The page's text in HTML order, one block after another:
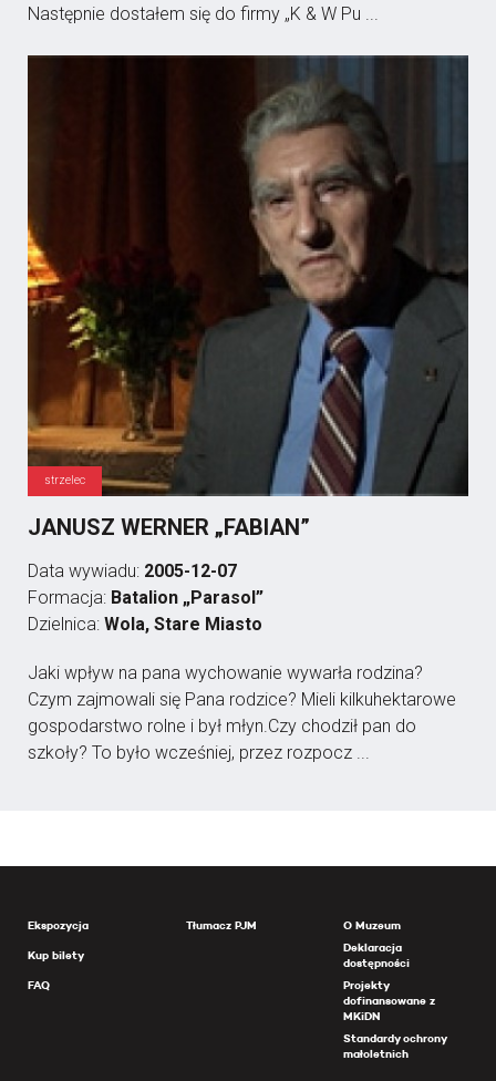
Następnie dostałem się do firmy „K & W Pu ...
strzelec
JANUSZ WERNER „FABIAN”
Data wywiadu: 2005-12-07
Formacja: Batalion „Parasol”
Dzielnica: Wola, Stare Miasto
Jaki wpływ na pana wychowanie wywarła rodzina?
Czym zajmowali się Pana rodzice? Mieli kilkuhektarowe
gospodarstwo rolne i był młyn.Czy chodził pan do
szkoły? To było wcześniej, przez rozpocz ...
Ekspozycja
Kup bilety
FAQ
Tłumacz PJM
O Muzeum
Deklaracja
dostępności
Projekty
dofinansowane z
MKiDN
Standardy ochrony
małoletnich